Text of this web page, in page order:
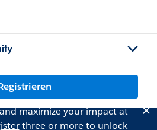
maximize your impact at
three or more to unlock